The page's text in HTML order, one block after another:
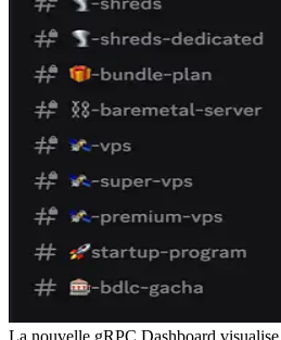
La nouvelle gRPC Dashboard